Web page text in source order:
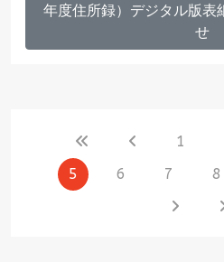
年度住所録）デジタル版表
せ
1
5
6 7 8